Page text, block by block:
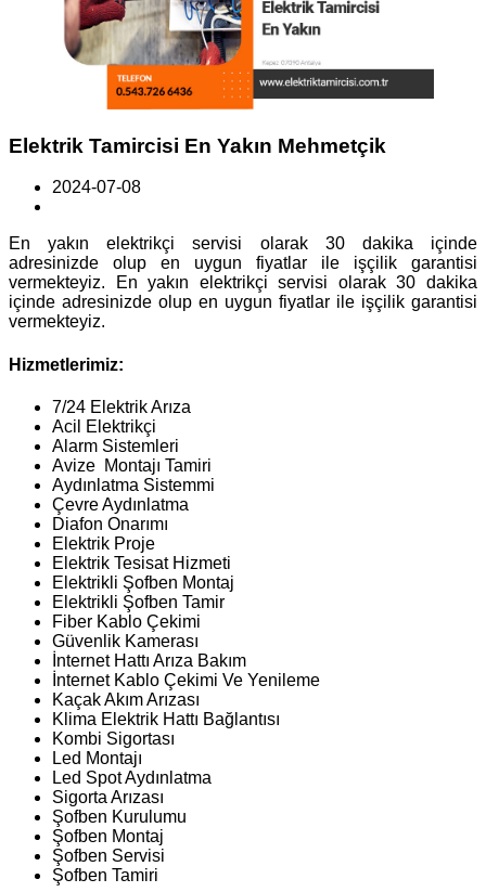
Elektrik Tamircisi En Yakın Mehmetçik
2024-07-08
En yakın elektrikçi servisi olarak 30 dakika içinde
adresinizde olup en uygun fiyatlar ile işçilik garantisi
vermekteyiz. En yakın elektrikçi servisi olarak 30 dakika
içinde adresinizde olup en uygun fiyatlar ile işçilik garantisi
vermekteyiz.
Hizmetlerimiz:
7/24 Elektrik Arıza
Acil Elektrikçi
Alarm Sistemleri
Avize Montajı Tamiri
Aydınlatma Sistemmi
Çevre Aydınlatma
Diafon Onarımı
Elektrik Proje
Elektrik Tesisat Hizmeti
Elektrikli Şofben Montaj
Elektrikli Şofben Tamir
Fiber Kablo Çekimi
Güvenlik Kamerası
İnternet Hattı Arıza Bakım
İnternet Kablo Çekimi Ve Yenileme
Kaçak Akım Arızası
Klima Elektrik Hattı Bağlantısı
Kombi Sigortası
Led Montajı
Led Spot Aydınlatma
Sigorta Arızası
Şofben Kurulumu
Şofben Montaj
Şofben Servisi
Şofben Tamiri